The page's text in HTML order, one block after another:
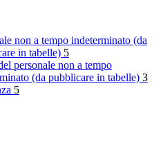
non a tempo indeterminato (da
in tabelle) 5
personale non a tempo
(da pubblicare in tabelle) 3
5